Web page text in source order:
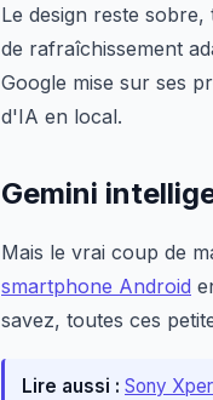
Le design reste
de rafraîchissement
Google mise sur ses
d'IA en local.
Gemini
Mais le vrai coup de
smartphone Android
savez, toutes ces
Lire aussi : Sony